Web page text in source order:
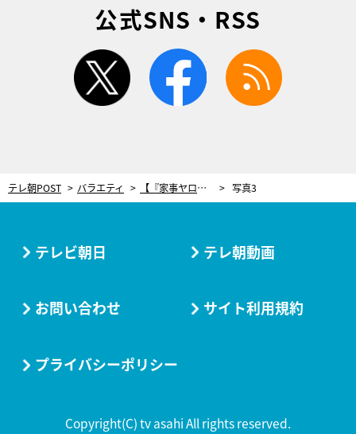
公式SNS・RSS
twitter facebook
テレ朝POST バラエティ 【『家事ヤロウ!!!』レシピ】和田明日香考案の「贅沢肉吸い」！鰹出汁と肉のうま味が絶品 写真3
テレビ朝日 テレ朝動画
お問い合わせ サイト利用規約
プライバシーポリシー
Copyright(C) tv asahi All rights reserved.